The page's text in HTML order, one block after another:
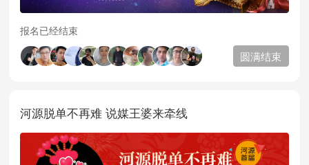
报名已经结束
圆满结束
河源脱单不再难 说媒王婆来牵线